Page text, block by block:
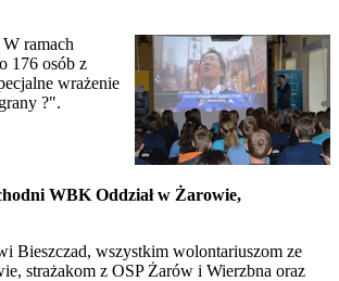
ramach
176 osób z
wrażenie
?".
WBK Oddział w Żarowie,
Bieszczad, wszystkim wolontariuszom ze
strażakom z OSP Żarów i Wierzbna oraz